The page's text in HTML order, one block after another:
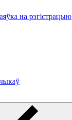
на рэгістрацыю